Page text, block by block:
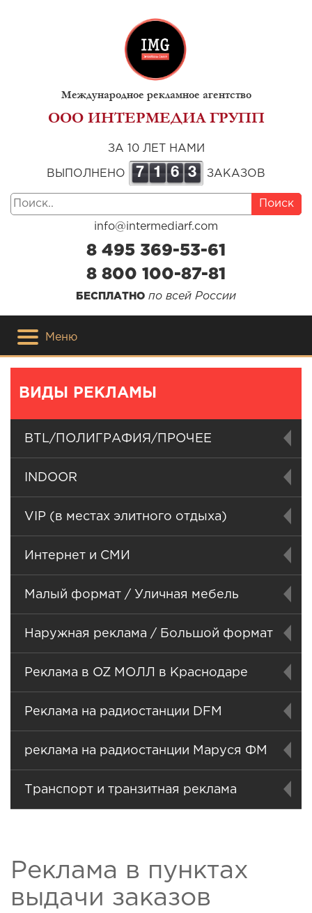
Международное рекламное агентство
ООО ИНТЕРМЕДИА ГРУПП
ЗА 10 ЛЕТ НАМИ
ВЫПОЛНЕНО 7 1 6 3 ЗАКАЗОВ
Поиск
info@intermediarf.com
8 495 369-53-61
8 800 100-87-81
БЕСПЛАТНО по всей России
Меню
ВИДЫ РЕКЛАМЫ
BTL/ПОЛИГРАФИЯ/ПРОЧЕЕ
INDOOR
VIP (в местах элитного отдыха)
Интернет и СМИ
Малый формат / Уличная мебель
Наружная реклама / Большой формат
Реклама в OZ МОЛЛ в Краснодаре
Реклама на радиостанции DFM
реклама на радиостанции Маруся ФМ
Транспорт и транзитная реклама
Реклама в пунктах
выдачи заказов